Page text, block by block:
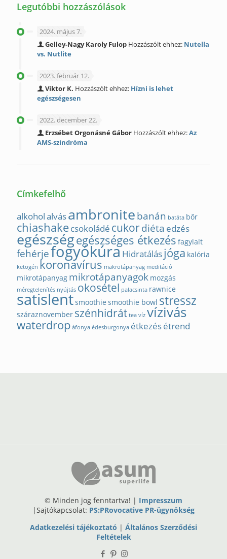
Legutóbbi hozzászólások
2024. május 7.
Gelley-Nagy Karoly Fulop Hozzászólt ehhez: Nutella
vs. Nutlite
2023. február 12.
Viktor K. Hozzászólt ehhez: Hízni is lehet
egészségesen
2022. december 22.
Erzsébet Orgonásné Gábor Hozzászólt ehhez:Az
AMS-szindróma
Címkefelhő
alkoholalvásambronite banán batáta bőr
chiashakecsokoládé cukordiéta edzés
egészségegészséges étkezés fagylalt
fehérjefogyókúraHidratálásjóga kalória
ketogén koronavírus makrotápanyag meditáció
mikrotápanyag mikrotápanyagok mozgás
méregtelenítés nyújtás okosétel palacsinta rawnice
satislentsmoothie smoothie bowl stressz
száraznovember szénhidrát tea víz vízivás
waterdrop áfonya édesburgonya étkezésétrend
© Minden jog fenntartva! | Impresszum
|Sajtókapcsolat: PS:PRovocative PR-ügynökség
Adatkezelési tájékoztató | Általános Szerződési
Feltételek